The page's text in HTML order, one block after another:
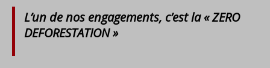
L’un de nos engagements, c’est la « ZERO
DEFORESTATION »